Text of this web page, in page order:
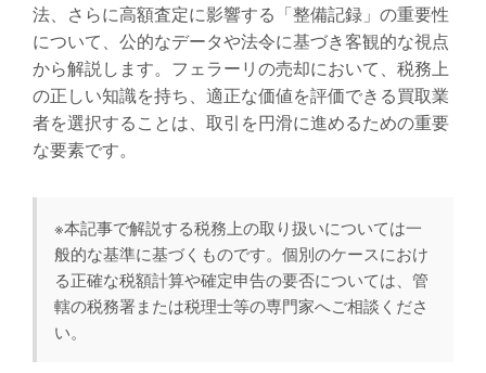
法、さらに高額査定に影響する「整備記録」の重要性
について、公的なデータや法令に基づき客観的な視点
から解説します。フェラーリの売却において、税務上
の正しい知識を持ち、適正な価値を評価できる買取業
者を選択することは、取引を円滑に進めるための重要
な要素です。
※本記事で解説する税務上の取り扱いについては一
般的な基準に基づくものです。個別のケースにおけ
る正確な税額計算や確定申告の要否については、管
轄の税務署または税理士等の専門家へご相談くださ
い。